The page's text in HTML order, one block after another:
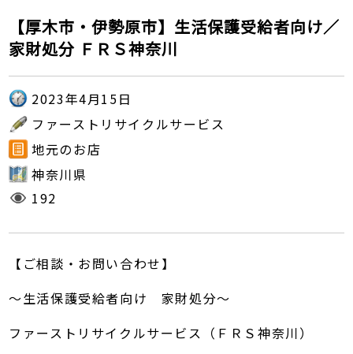
【厚木市・伊勢原市】生活保護受給者向け／
家財処分 ＦＲＳ神奈川
2023年4月15日
ファーストリサイクルサービス
地元のお店
神奈川県
192
【ご相談・お問い合わせ】
～生活保護受給者向け 家財処分～
ファーストリサイクルサービス（ＦＲＳ神奈川）